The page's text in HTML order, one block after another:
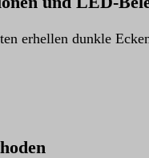
erhellen dunkle